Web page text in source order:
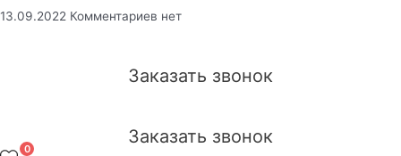
13.09.2022 Комментариев нет
Заказать звонок
Заказать звонок
0